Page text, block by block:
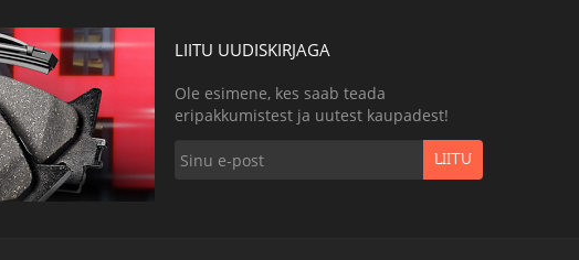
LIITU UUDISKIRJAGA
Ole esimene, kes saab teada
eripakkumistest ja uutest kaupadest!
LIITU